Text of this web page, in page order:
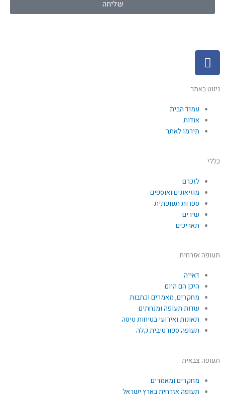
שליחה
F
a
c
e
b
o
o
ניווט באתר
עמוד הבית
אודות
תירמו לאתר
כללי
לזכרם
מוזיאונים ואוספים
ספרות תעופתית
שירים
תאריכים
תעופה אזרחית
דאייה
היכן הם היום
מחקרים, מאמרים וכתבות
שדות תעופה ומנחתים
תאונות ואירועי בטיחות טיסה
תעופה ספורטיבית קלה
תעופה צבאית
מחקרים ומאמרים
תעופה אזרחית בארץ ישראל